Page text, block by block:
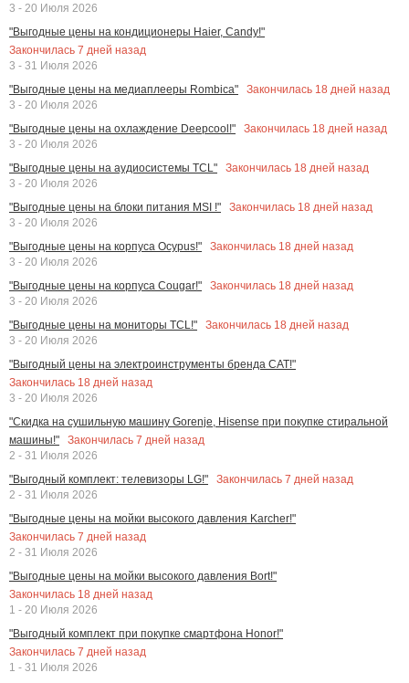
3 - 20 Июля 2026
"Выгодные цены на кондиционеры Haier, Candy!"
Закончилась 7 дней назад
3 - 31 Июля 2026
"Выгодные цены на медиаплееры Rombica"
Закончилась 18 дней назад
3 - 20 Июля 2026
"Выгодные цены на охлаждение Deepcool!"
Закончилась 18 дней назад
3 - 20 Июля 2026
"Выгодные цены на аудиосистемы TCL"
Закончилась 18 дней назад
3 - 20 Июля 2026
"Выгодные цены на блоки питания MSI !"
Закончилась 18 дней назад
3 - 20 Июля 2026
"Выгодные цены на корпуса Ocypus!"
Закончилась 18 дней назад
3 - 20 Июля 2026
"Выгодные цены на корпуса Cougar!"
Закончилась 18 дней назад
3 - 20 Июля 2026
"Выгодные цены на мониторы TCL!"
Закончилась 18 дней назад
3 - 20 Июля 2026
"Выгодный цены на электроинструменты бренда CAT!"
Закончилась 18 дней назад
3 - 20 Июля 2026
"Скидка на сушильную машину Gorenje, Hisense при покупке стиральной
машины!"
Закончилась 7 дней назад
2 - 31 Июля 2026
"Выгодный комплект: телевизоры LG!"
Закончилась 7 дней назад
2 - 31 Июля 2026
"Выгодные цены на мойки высокого давления Karcher!"
Закончилась 7 дней назад
2 - 31 Июля 2026
"Выгодные цены на мойки высокого давления Bort!"
Закончилась 18 дней назад
1 - 20 Июля 2026
"Выгодный комплект при покупке смартфона Honor!"
Закончилась 7 дней назад
1 - 31 Июля 2026